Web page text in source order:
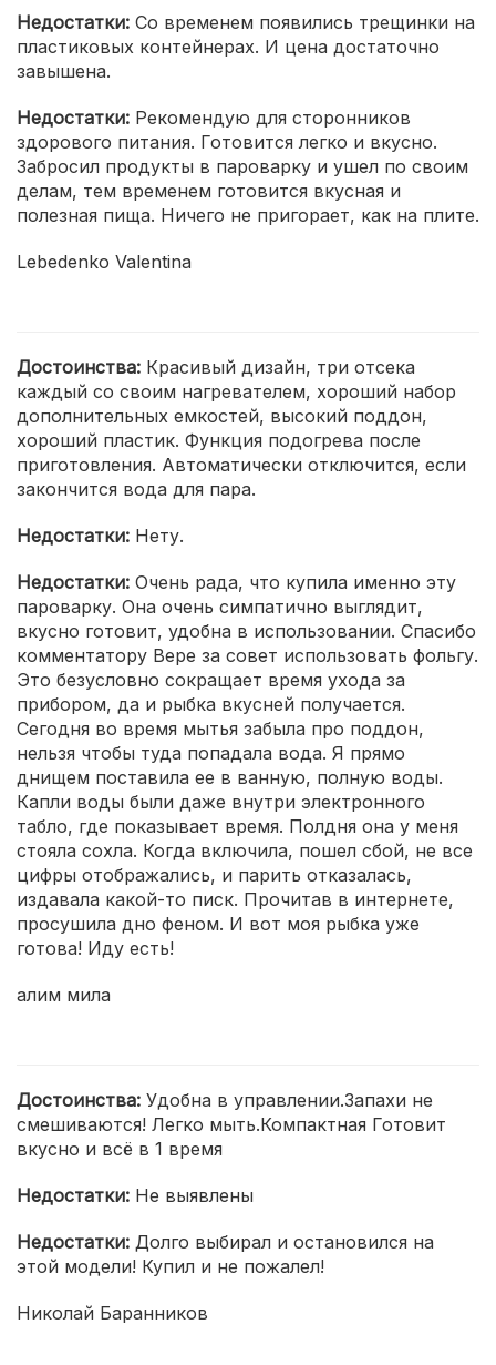
Недостатки: Со временем появились трещинки на
пластиковых контейнерах. И цена достаточно
завышена.
Недостатки: Рекомендую для сторонников
здорового питания. Готовится легко и вкусно.
Забросил продукты в пароварку и ушел по своим
делам, тем временем готовится вкусная и
полезная пища. Ничего не пригорает, как на плите.
Lebedenko Valentina
Достоинства: Красивый дизайн, три отсека
каждый со своим нагревателем, хороший набор
дополнительных емкостей, высокий поддон,
хороший пластик. Функция подогрева после
приготовления. Автоматически отключится, если
закончится вода для пара.
Недостатки: Нету.
Недостатки: Очень рада, что купила именно эту
пароварку. Она очень симпатично выглядит,
вкусно готовит, удобна в использовании. Спасибо
комментатору Вере за совет использовать фольгу.
Это безусловно сокращает время ухода за
прибором, да и рыбка вкусней получается.
Сегодня во время мытья забыла про поддон,
нельзя чтобы туда попадала вода. Я прямо
днищем поставила ее в ванную, полную воды.
Капли воды были даже внутри электронного
табло, где показывает время. Полдня она у меня
стояла сохла. Когда включила, пошел сбой, не все
цифры отображались, и парить отказалась,
издавала какой-то писк. Прочитав в интернете,
просушила дно феном. И вот моя рыбка уже
готова! Иду есть!
алим мила
Достоинства: Удобна в управлении.Запахи не
смешиваются! Легко мыть.Компактная Готовит
вкусно и всё в 1 время
Недостатки: Не выявлены
Недостатки: Долго выбирал и остановился на
этой модели! Купил и не пожалел!
Николай Баранников